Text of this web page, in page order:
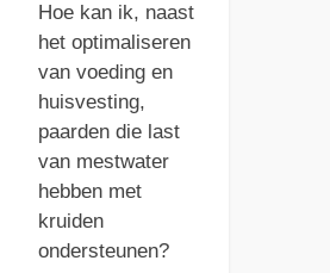
Hoe kan ik, naast
het optimaliseren
van voeding en
huisvesting,
paarden die last
van mestwater
hebben met
kruiden
ondersteunen?